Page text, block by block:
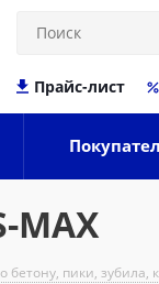
Прайс-лист
MAX
бетону, пики, зубила,